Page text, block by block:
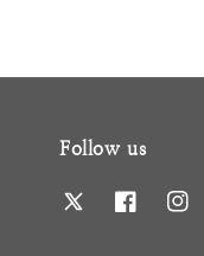
Follow us